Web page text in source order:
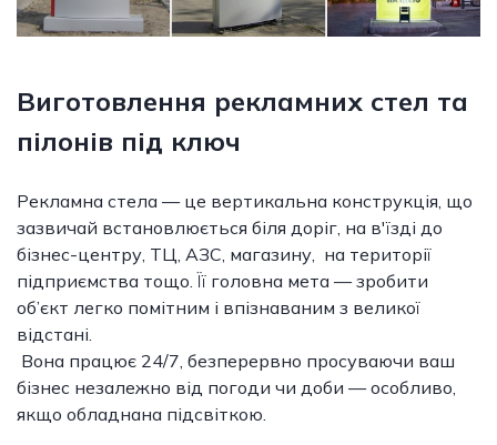
Виготовлення рекламних стел та
пілонів під ключ
Рекламна стела — це вертикальна конструкція, що
зазвичай встановлюється біля доріг, на в'їзді до
бізнес-центру, ТЦ, АЗС, магазину, на території
підприємства тощо. Її головна мета — зробити
об’єкт легко помітним і впізнаваним з великої
відстані.
Вона працює 24/7, безперервно просуваючи ваш
бізнес незалежно від погоди чи доби — особливо,
якщо обладнана підсвіткою.